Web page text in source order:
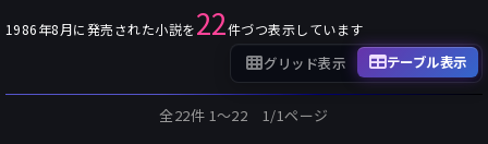
フォーマット
単行本
～
Pt
～
Pt
～
1986年8月に発売された小説を22件づつ表示しています
グリッド表示 テーブル表示
全22件 1〜22 1/1ページ